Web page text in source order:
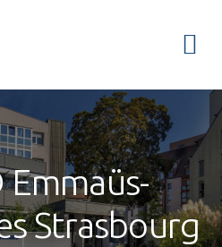
Emmaüs-
Strasbourg